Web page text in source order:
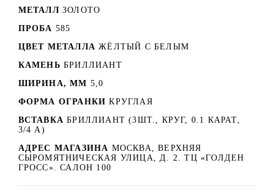
МЕТАЛЛ ЗОЛОТО
ПРОБА 585
ЦВЕТ МЕТАЛЛА ЖЁЛТЫЙ С БЕЛЫМ
КАМЕНЬ БРИЛЛИАНТ
ШИРИНА, ММ 5,0
ФОРМА ОГРАНКИ КРУГЛАЯ
ВСТАВКА БРИЛЛИАНТ (3ШТ., КРУГ, 0.1 КАРАТ,
3/4 А)
АДРЕС МАГАЗИНА МОСКВА, ВЕРХНЯЯ
СЫРОМЯТНИЧЕСКАЯ УЛИЦА, Д. 2. ТЦ «ГОЛДЕН
ГРОСС». САЛОН 100